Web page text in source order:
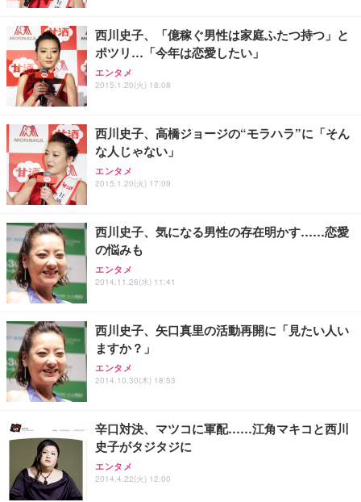
務用 おしゃれ パソコンチェア (ホワイト)
ANDWINT オフィスチェア デスクチェア 肘なし メ
ッシュ 通気性 ランバーサポート付き 腰サポート ガ
ス圧無段階昇降 360度回転 キャスター付き コンパク
【MiniLED/24.5inch/280Hz/FHD】GRAPHT THE S
HOOTER Gaming Monitor 24” Essential ゲーミン
グモニター QD 24.5インチ 1ms FHD 量子ドット 残
アイリスオーヤマ ペットシーツ 超厚型 お徳用 レギ
ュラー 200枚入【Amazon.co.jp限定】
西川史子、「億稼ぐ男性は家庭ふたつ持つ」と
ポツリ…「今年は恋愛したい」
エンタメ
2015.1.20(火) 18:08
西川史子、高橋ジョージの“モラハラ”に「そん
な人じゃない」
エンタメ
2015.1.20(火) 17:09
西川史子、気になる男性の存在明かす……恋愛
の悩みも
エンタメ
2014.11.26(水) 11:41
西川史子、矢口真里の活動再開に「見たい人い
ますか？」
エンタメ
2014.10.30(木) 18:53
辛口対決、マツコに軍配……江角マキコと西川
史子がタジタジに
エンタメ
2014.4.22(火) 12:00